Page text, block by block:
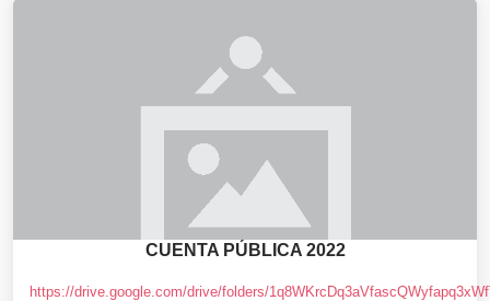
CUENTA PÚBLICA 2022
https://drive.google.com/drive/folders/